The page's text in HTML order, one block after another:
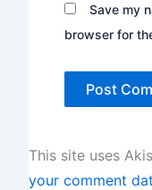
Save my
browser for
This site uses
your comment